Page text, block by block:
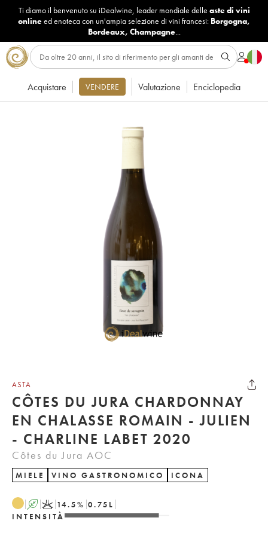
Ti diamo il benvenuto su iDealwine, leader mondiale delle aste di vini
onlineed enoteca con un'ampia selezione di vini francesi: Borgogna,
Bordeaux, Champagne...
Acquistare VENDERE Valutazione Enciclopedia
ASTA
CÔTES DU JURA CHARDONNAY
EN CHALASSE ROMAIN - JULIEN
- CHARLINE LABET 2020
Côtes du Jura AOC
MIELE VINO GASTRONOMICO ICONA
A K 14.5% 0.75 L
INTENSITÀ